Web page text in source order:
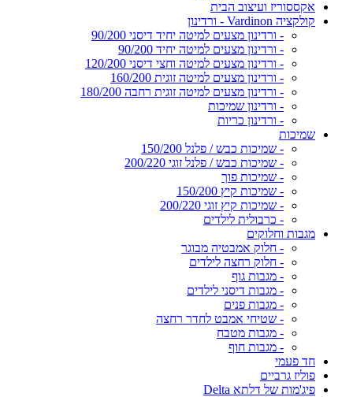
אקססוריז ועיצוב הבית
קולקציה Vardinon - ורדינון
- ורדינון מצעים למיטה יחיד דיסני 90/200
- ורדינון מצעים למיטה יחיד 90/200
- ורדינון מצעים למיטה וחצי דיסני 120/200
- ורדינון מצעים למיטה זוגית 160/200
- ורדינון מצעים למיטה זוגית רחבה 180/200
- ורדינון שמיכות
- ורדינון כריות
שמיכות
- שמיכות כבש / פלנל 150/200
- שמיכות כבש / פלנל זוגי 200/220
- שמיכות פוך
- שמיכות קיץ 150/200
- שמיכות קיץ זוגי 200/220
- כרבולית לילדים
מגבות וחלוקים
- חלוק אמבטיה מבוגר
- חלוק רחצה לילדים
- מגבות גוף
- מגבות דיסני לילדים
- מגבות פנים
- שטיחי אמבט לחדר רחצה
- מגבות מטבח
- מגבות חוף
חד פעמי
פוליז גרביים
פיג'מות של דלתא Delta